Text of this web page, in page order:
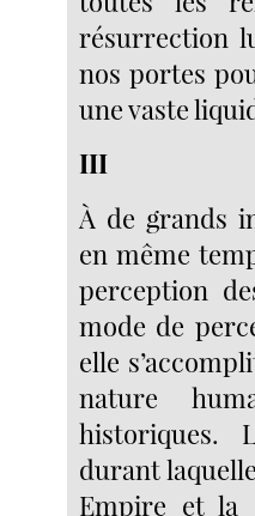
résurrection
nos portes
une vaste
III
À de grands
en même
perception
mode de
elle
nature
historiques.
durant
Empire et la